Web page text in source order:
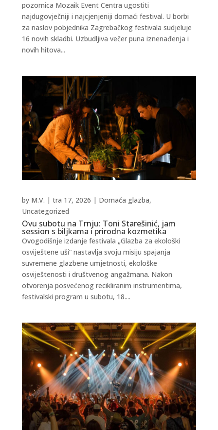
pozornica Mozaik Event Centra ugostiti
najdugovječniji i najcjenjeniji domaći festival. U borbi
za naslov pobjednika Zagrebačkog festivala sudjeluje
16 novih skladbi. Uzbudljiva večer puna iznenađenja i
novih hitova...
Ovu subotu na Trnju: Toni Starešinić, jam
session s biljkama i prirodna kozmetika
by M.V. | tra 17, 2026 | Domaća glazba,
Uncategorized
Ovogodišnje izdanje festivala „Glazba za ekološki
osviještene uši“ nastavlja svoju misiju spajanja
suvremene glazbene umjetnosti, ekološke
osviještenosti i društvenog angažmana. Nakon
otvorenja posvećenog recikliranim instrumentima,
festivalski program u subotu, 18....